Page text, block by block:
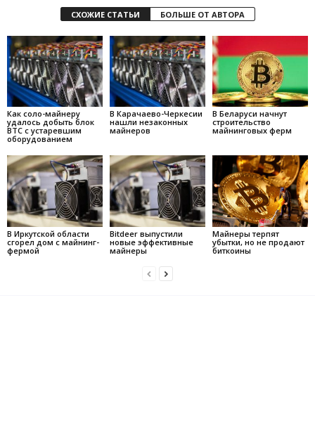
СХОЖИЕ СТАТЬИ БОЛЬШЕ ОТ АВТОРА
Как соло-майнеру
удалось добыть блок
BTC с устаревшим
оборудованием
В Карачаево-Черкесии
нашли незаконных
майнеров
В Беларуси начнут
строительство
майнинговых ферм
В Иркутской области
сгорел дом с майнинг-
фермой
Bitdeer выпустили
новые эффективные
майнеры
Майнеры терпят
убытки, но не продают
биткоины